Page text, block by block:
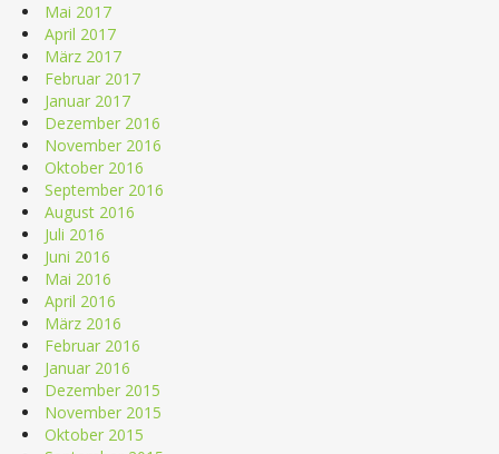
Mai 2017
April 2017
März 2017
Februar 2017
Januar 2017
Dezember 2016
November 2016
Oktober 2016
September 2016
August 2016
Juli 2016
Juni 2016
Mai 2016
April 2016
März 2016
Februar 2016
Januar 2016
Dezember 2015
November 2015
Oktober 2015